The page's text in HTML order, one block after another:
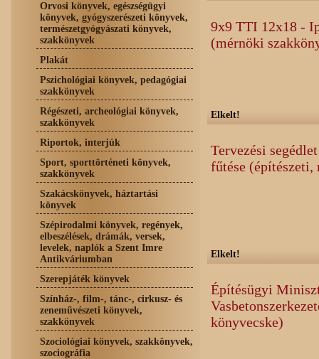
Orvosi könyvek, egészségügyi
könyvek, gyógyszerészeti könyvek,
természetgyógyászati könyvek,
szakkönyvek
Plakát
Pszichológiai könyvek, pedagógiai
szakkönyvek
Régészeti, archeológiai könyvek,
szakkönyvek
Riportok, interjúk
Sport, sporttörténeti könyvek,
szakkönyvek
Szakácskönyvek, háztartási
könyvek
Szépirodalmi könyvek, regények,
elbeszélések, drámák, versek,
levelek, naplók a Szent Imre
Antikváriumban
Szerepjáték könyvek
Színház-, film-, tánc-, cirkusz- és
zeneművészeti könyvek,
szakkönyvek
Szociológiai könyvek, szakkönyvek,
szociográfia
9x9 TTI 12x18 -
(mérnöki
Elkelt!
Tervezési
fűtése (építészeti,
Elkelt!
Építésügyi
könyvecske)